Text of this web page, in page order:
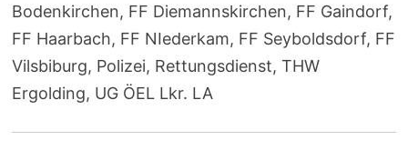
Bodenkirchen, FF Diemannskirchen, FF Gaindorf,
FF Haarbach, FF NIederkam, FF Seyboldsdorf, FF
Vilsbiburg, Polizei, Rettungsdienst, THW
Ergolding, UG ÖEL Lkr. LA